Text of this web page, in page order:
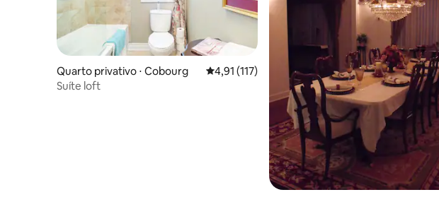
Quarto privativo ⋅ Cobourg 4,91 de uma avaliação média de 5, 117 avaliações
4,91 (117)
Suíte loft